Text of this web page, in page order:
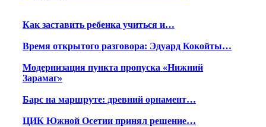
Как заставить ребенка учиться и…
Время открытого разговора: Эдуард Кокойты…
Модернизация пункта пропуска «Нижний
Зарамаг»
Барс на маршруте: древний орнамент…
ЦИК Южной Осетии принял решение…